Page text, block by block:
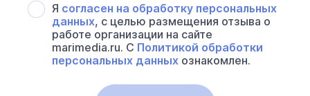
Я согласен на обработку персональных
данных, с целью размещения отзыва о
работе организации на сайте
marimedia.ru. С Политикой обработки
персональных данных ознакомлен.